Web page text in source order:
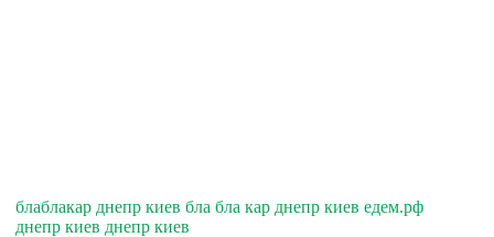
блаблакар днепр киев бла бла кар днепр киев едем.рф
днепр киев днепр киев